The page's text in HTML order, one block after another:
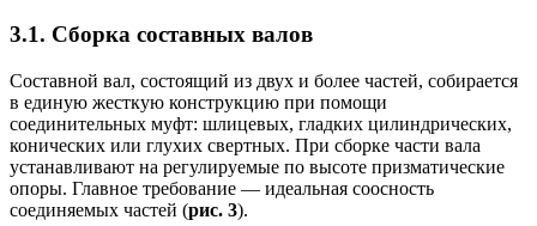
3.1. Сборка составных валов
Составной вал, состоящий из двух и более частей, собирается
в единую жесткую конструкцию при помощи
соединительных муфт: шлицевых, гладких цилиндрических,
конических или глухих свертных. При сборке части вала
устанавливают на регулируемые по высоте призматические
опоры. Главное требование — идеальная соосность
соединяемых частей (рис. 3).